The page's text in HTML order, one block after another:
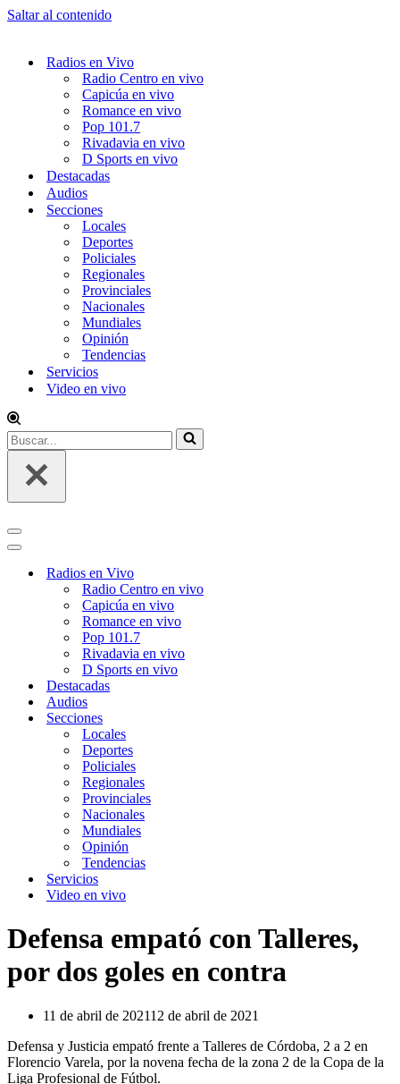
Saltar al contenido
Radios en Vivo
Radio Centro en vivo
Capicúa en vivo
Romance en vivo
Pop 101.7
Rivadavia en vivo
D Sports en vivo
Destacadas
Audios
Secciones
Locales
Deportes
Policiales
Regionales
Provinciales
Nacionales
Mundiales
Opinión
Tendencias
Servicios
Video en vivo
Buscar...
Menú
de
Menú
navegaciónRadios en Vivo
Radio Centro en vivo
Capicúa en vivo
Romance en vivo
Pop 101.7
Rivadavia en vivo
D Sports en vivo
Destacadas
Audios
Secciones
Locales
Deportes
Policiales
Regionales
Provinciales
Nacionales
Mundiales
Opinión
Tendencias
Servicios
Video en vivo
Defensa empató con Talleres,
por dos goles en contra
11 de abril de 202112 de abril de 2021
Defensa y Justicia empató frente a Talleres de Córdoba, 2 a 2 en
Florencio Varela, por la novena fecha de la zona 2 de la Copa de la
Liga Profesional de Fútbol.